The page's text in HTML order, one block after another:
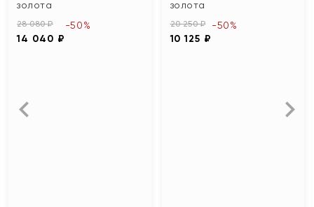
золота
28 080 ₽
14 040 ₽
-50%
золота
20 250 ₽
10 125 ₽
-50%